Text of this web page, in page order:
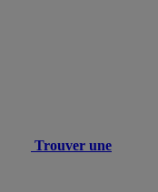
Trouver une